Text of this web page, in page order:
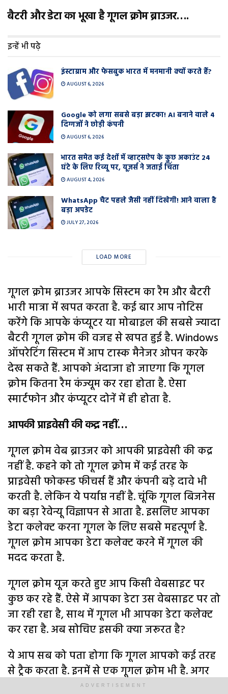
बैटरी और डेटा का भूखा है गूगल क्रोम ब्राउजर….
इन्हें भी पढ़े
इंस्टाग्राम और फेसबुक भारत में मनमानी क्यों करते हैं?
AUGUST 6, 2026
Google को लगा सबसे बड़ा झटका! AI बनाने वाले 4
दिग्गजों ने छोड़ी कंपनी
AUGUST 6, 2026
भारत समेत कई देशों में व्हाट्सऐप के कुछ अकाउंट 24
घंटे के लिए रिव्यू पर, यूज़र्स ने जताई चिंता
AUGUST 4, 2026
WhatsApp चैट पहले जैसी नहीं दिखेगी! आने वाला है
बड़ा अपडेट
JULY 27, 2026
LOAD MORE
गूगल क्रोम ब्राउजर आपके सिस्टम का रैम और बैटरी
भारी मात्रा में खपत करता है. कई बार आप नोटिस
करेंगे कि आपके कंप्यूटर या मोबाइल की सबसे ज्यादा
बैटरी गूगल क्रोम की वजह से खपत हुई है. Windows
ऑपरेटिंग सिस्टम में आप टास्क मैनेजर ओपन करके
देख सकते हैं. आपको अंदाजा हो जाएगा कि गूगल
क्रोम कितना रैम कंज्यूम कर रहा होता है. ऐसा
स्मार्टफोन और कंप्यूटर दोनें में ही होता है.
आपकी प्राइवेसी की कद्र नहीं…
गूगल क्रोम वेब ब्राउजर को आपकी प्राइवेसी की कद्र
नहीं है. कहने को तो गूगल क्रोम में कई तरह के
प्राइवेसी फोकस्ड फीचर्स हैं और कंपनी बड़े दावे भी
करती है. लेकिन ये पर्याप्त नहीं है. चूंकि गूगल बिजनेस
का बड़ा रेवेन्यू विज्ञापन से आता है. इसलिए आपका
डेटा कलेक्ट करना गूगल के लिए सबसे महत्पूर्ण है.
गूगल क्रोम आपका डेटा कलेक्ट करने में गूगल की
मदद करता है.
गूगल क्रोम यूज करते हुए आप किसी वेबसाइट पर
कुछ कर रहे हैं. ऐसे में आपका डेटा उस वेबसाइट पर तो
जा रही रहा है, साथ में गूगल भी आपका डेटा कलेक्ट
कर रहा है. अब सोचिए इसकी क्या जरूरत है?
ये आप सब को पता होगा कि गूगल आपको कई तरह
से ट्रैक करता है. इनमें से एक गूगल क्रोम भी है. अगर
आप गूगल सर्च नहीं भी यूज कर रहे हैं या गूगल की
ADVERTISEMENT